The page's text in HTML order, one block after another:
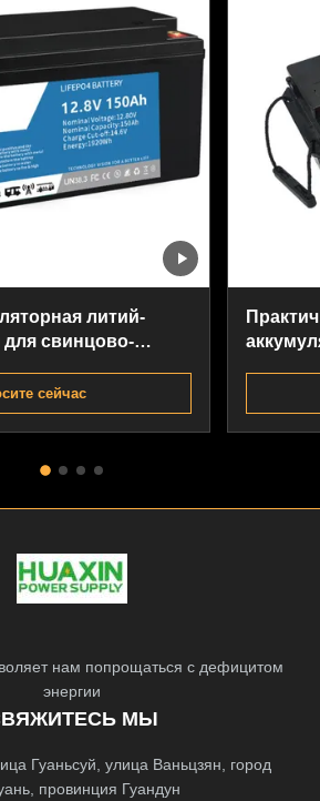
литий-
для свинцово-
сейчас
нам попрощаться с дефицитом
энергии
МЫ
Гуаньсуй, улица Ваньцзян, город
провинция Гуандун